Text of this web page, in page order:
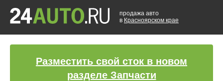
продажа авто
в Красноярском крае
Разместить свой сток в новом
разделе Запчасти